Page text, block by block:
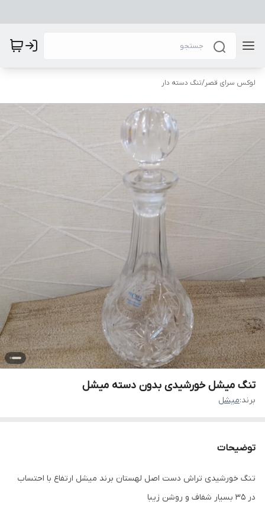
لوکس سرای قصر/تنگ دسته دار
تنگ میشل خورشیدی بدون دسته میشل
برند:میشل
توضیحات
تنگ خورشیدی تراش دست اصل لهستان برند میشل ارتفاع با احتساب
در 35 بسیار شفاف و روشن زیبا